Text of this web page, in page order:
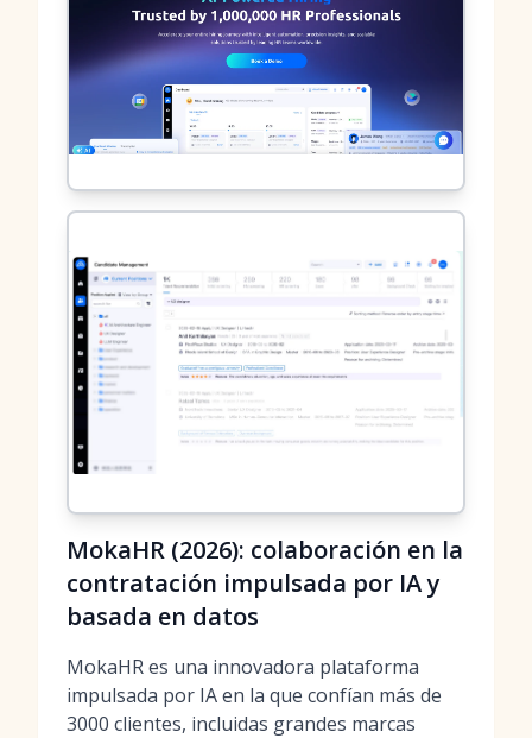
MokaHR (2026): colaboración en la
contratación impulsada por IA y
basada en datos
MokaHR es una innovadora plataforma
impulsada por IA en la que confían más de
3000 clientes, incluidas grandes marcas